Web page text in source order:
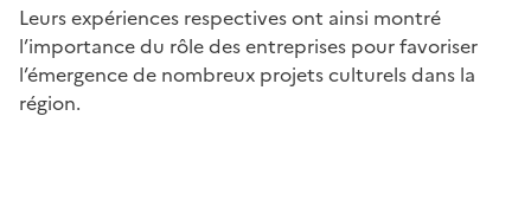
Leurs expériences respectives ont ainsi montré
l’importance du rôle des entreprises pour favoriser
l’émergence de nombreux projets culturels dans la
région.